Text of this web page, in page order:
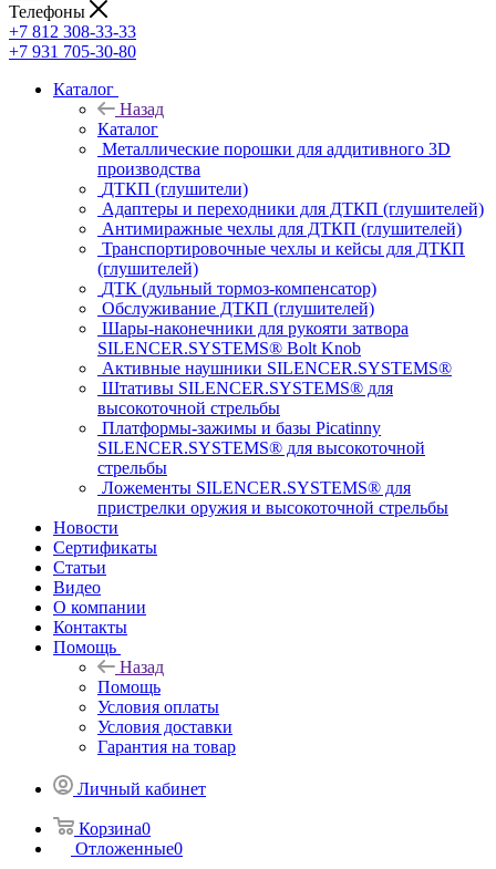
Телефоны
+7 812 308-33-33
+7 931 705-30-80
Каталог
Назад
Каталог
Металлические порошки для аддитивного 3D
производства
ДТКП (глушители)
Адаптеры и переходники для ДТКП (глушителей)
Антимиражные чехлы для ДТКП (глушителей)
Транспортировочные чехлы и кейсы для ДТКП
(глушителей)
ДТК (дульный тормоз-компенсатор)
Обслуживание ДТКП (глушителей)
Шары-наконечники для рукояти затвора
SILENCER.SYSTEMS® Bolt Knob
Активные наушники SILENCER.SYSTEMS®
Штативы SILENCER.SYSTEMS® для
высокоточной стрельбы
Платформы-зажимы и базы Picatinny
SILENCER.SYSTEMS® для высокоточной
стрельбы
Ложементы SILENCER.SYSTEMS® для
пристрелки оружия и высокоточной стрельбы
Новости
Сертификаты
Статьи
Видео
О компании
Контакты
Помощь
Назад
Помощь
Условия оплаты
Условия доставки
Гарантия на товар
Личный кабинет
Корзина0
Отложенные0